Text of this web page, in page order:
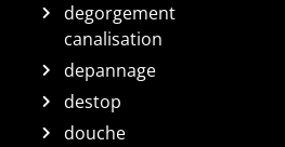
degorgement
canalisation
depannage
destop
douche